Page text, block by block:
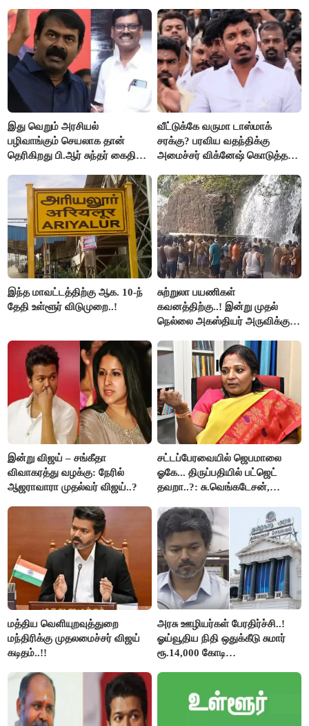
இது வெறும் அரசியல்
பழிவாங்கும் செயலாக தான்
தெரிகிறது பி.ஆர் சுந்தர் கைதிற்கு
வீட்டுக்கே வருமா டாஸ்மாக்
சரக்கு? பரவிய வதந்திக்கு
அமைச்சர் விக்னேஷ் கொடுத்த
இந்த மாவட்டத்திற்கு ஆக. 10-ந்
தேதி உள்ளூர் விடுமுறை..!
சுற்றுலா பயணிகள்
கவனத்திற்கு..! இன்று முதல்
நெல்லை அகஸ்தியர் அருவிக்கு
இன்று விஜய் – சங்கீதா
விவாகரத்து வழக்கு: நேரில்
ஆஜராவாரா முதல்வர் விஜய்..?
சட்டப்பேரவையில் ஜெபமாலை
ஓகே... திருப்பதியில் பட்ஜெட்
தவறா..?: சு.வெங்கடேசன்,
கேள்வி..!
மத்திய வெளியுறவுத்துறை
மந்திரிக்கு முதலமைச்சர் விஜய்
கடிதம்..!!
அரசு ஊழியர்கள் பேரதிர்ச்சி..!
ஓய்வூதிய நிதி ஒதுக்கீடு சுமார்
ரூ.14,000 கோடி